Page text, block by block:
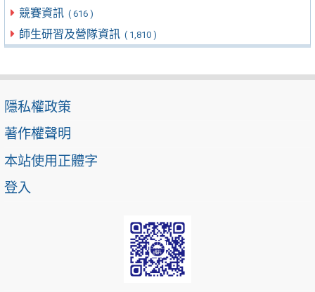
競賽資訊 ( 616 )
師生研習及營隊資訊 ( 1,810 )
隱私權政策
著作權聲明
本站使用正體字
登入